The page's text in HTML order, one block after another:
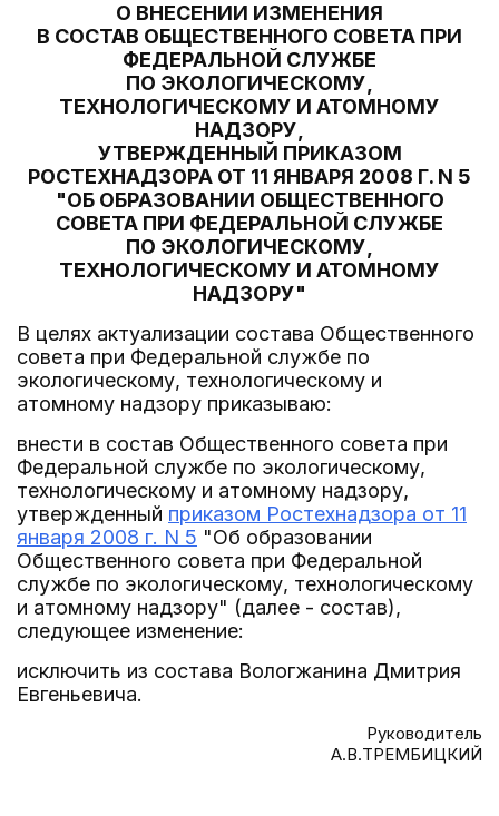
О ВНЕСЕНИИ ИЗМЕНЕНИЯ
В СОСТАВ ОБЩЕСТВЕННОГО СОВЕТА ПРИ
ФЕДЕРАЛЬНОЙ СЛУЖБЕ
ПО ЭКОЛОГИЧЕСКОМУ,
ТЕХНОЛОГИЧЕСКОМУ И АТОМНОМУ
НАДЗОРУ,
УТВЕРЖДЕННЫЙ ПРИКАЗОМ
РОСТЕХНАДЗОРА ОТ 11 ЯНВАРЯ 2008 Г. N 5
"ОБ ОБРАЗОВАНИИ ОБЩЕСТВЕННОГО
СОВЕТА ПРИ ФЕДЕРАЛЬНОЙ СЛУЖБЕ
ПО ЭКОЛОГИЧЕСКОМУ,
ТЕХНОЛОГИЧЕСКОМУ И АТОМНОМУ
НАДЗОРУ"
В целях актуализации состава Общественного
совета при Федеральной службе по
экологическому, технологическому и
атомному надзору приказываю:
внести в состав Общественного совета при
Федеральной службе по экологическому,
технологическому и атомному надзору,
утвержденный приказом Ростехнадзора от 11
января 2008 г. N 5 "Об образовании
Общественного совета при Федеральной
службе по экологическому, технологическому
и атомному надзору" (далее - состав),
следующее изменение:
исключить из состава Вологжанина Дмитрия
Евгеньевича.
Руководитель
А.В.ТРЕМБИЦКИЙ